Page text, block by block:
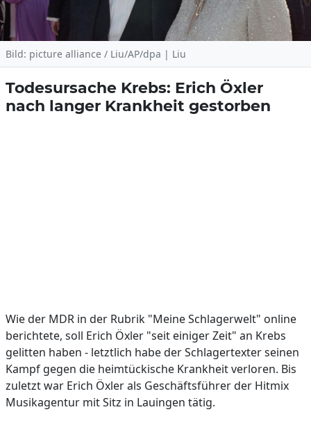
Bild: picture alliance / Liu/AP/dpa | Liu
Todesursache Krebs: Erich Öxler
nach langer Krankheit gestorben
Wie der MDR in der Rubrik "Meine Schlagerwelt" online
berichtete, soll Erich Öxler "seit einiger Zeit" an Krebs
gelitten haben - letztlich habe der Schlagertexter seinen
Kampf gegen die heimtückische Krankheit verloren. Bis
zuletzt war Erich Öxler als Geschäftsführer der Hitmix
Musikagentur mit Sitz in Lauingen tätig.